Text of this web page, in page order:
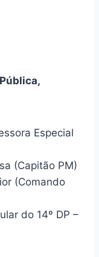
Especial
(Capitão PM)
(Comando
do 14º DP –